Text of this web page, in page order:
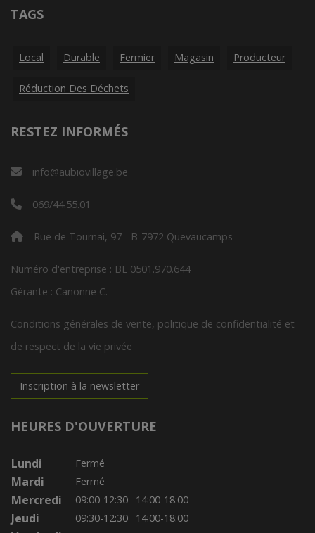
TAGS
Local Durable Fermier Magasin Producteur
Réduction Des Déchets
RESTEZ INFORMÉS
info@aubiovillage.be
069/44.55.01
Rue de Tournai, 97 - B-7972 Quevaucamps
Numéro d'entreprise : BE 0501.970.644
Gérante : Canonne C.
Conditions générales de vente, politique de confidentialité et
de respect de la vie privée
Inscription à la newsletter
HEURES D'OUVERTURE
Lundi Fermé
Mardi Fermé
Mercredi 09:00-12:30 14:00-18:00
Jeudi 09:30-12:30 14:00-18:00